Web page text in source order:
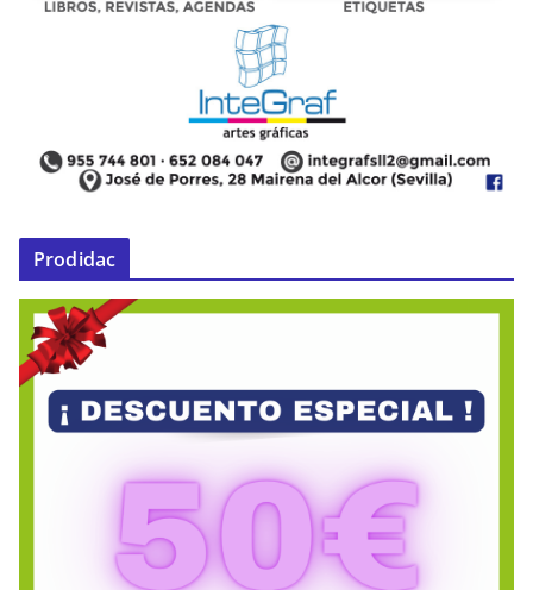
Prodidac